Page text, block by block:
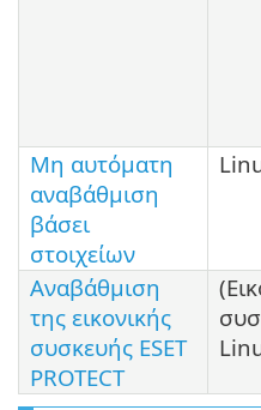
Μη αυτόματη
αναβάθμιση
βάσει
στοιχείων
Αναβάθμιση
της εικονικής
συσκευής ESET
PROTECT